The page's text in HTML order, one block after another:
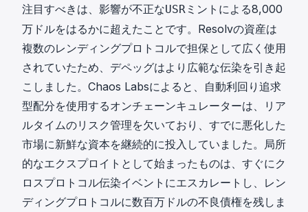
注目すべきは、影響が不正なUSR ミントによる8,000
万ドルをはるかに超えたことです。Resolvの資産は
複数のレンディングプロトコルで担保として広く使用
されていたため、デペッグはより広範な伝染を引き起
こしました。Chaos Labsによると、自動利回り追求
型配分を使用するオンチェーンキュレーターは、リア
ルタイムのリスク管理を欠いており、すでに悪化した
市場に新鮮な資本を継続的に投入していました。局所
的なエクスプロイトとして始まったものは、すぐにク
ロスプロトコル伝染イベントにエスカレートし、レン
ディングプロトコルに数百万ドルの不良債権を残しま